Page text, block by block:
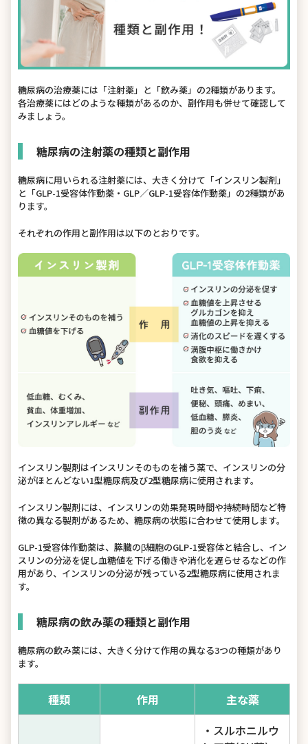
糖尿病の治療薬には「注射薬」と「飲み薬」の2種類があります。
各治療薬にはどのような種類があるのか、副作用も併せて確認して
みましょう。
糖尿病の注射薬の種類と副作用
糖尿病に用いられる注射薬には、大きく分けて「インスリン製剤」
と「GLP-1受容体作動薬・GLP／GLP-1受容体作動薬」の2種類があ
ります。
それぞれの作用と副作用は以下のとおりです。
インスリン製剤はインスリンそのものを補う薬で、インスリンの分
泌がほとんどない1型糖尿病及び2型糖尿病に使用されます。
インスリン製剤には、インスリンの効果発現時間や持続時間など特
徴の異なる製剤があるため、糖尿病の状態に合わせて使用します。
GLP-1受容体作動薬は、膵臓のβ細胞のGLP-1受容体と結合し、イン
スリンの分泌を促し血糖値を下げる働きや消化を遅らせるなどの作
用があり、インスリンの分泌が残っている2型糖尿病に使用されま
す。
糖尿病の飲み薬の種類と副作用
糖尿病の飲み薬には、大きく分けて作用の異なる3つの種類があり
ます。
種類 作用
主な薬
・スルホニルウ